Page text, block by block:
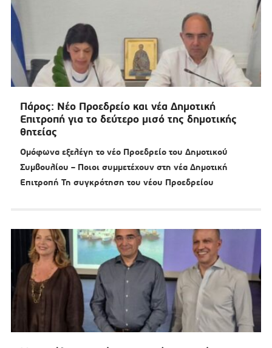
Πάρος: Νέο Προεδρείο και νέα Δημοτική
Επιτροπή για το δεύτερο μισό της δημοτικής
θητείας
Ομόφωνα εξελέγη το νέο Προεδρείο του Δημοτικού
Συμβουλίου – Ποιοι συμμετέχουν στη νέα Δημοτική
Επιτροπή Τη συγκρότηση του νέου Προεδρείου